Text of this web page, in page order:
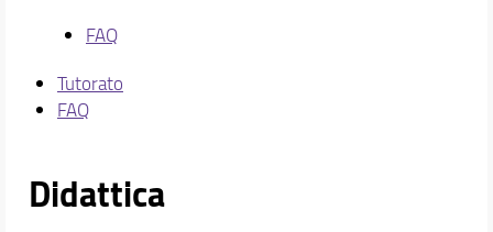
FAQ
Tutorato
FAQ
Didattica